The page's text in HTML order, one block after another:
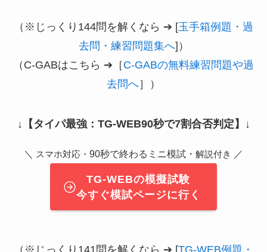
（※じっくり144問を解くなら ➔ [玉手箱例題・過
去問・練習問題集へ]）
（C-GABはこちら ➔［C-GABの無料練習問題や過
去問へ］）
↓ 【タイパ最強：TG-WEB90秒で7割合否判定】 ↓
＼ スマホ対応・ 90秒で終わるミニ模試・ 解説付き ／
TG-WEBの模擬試験
今すぐ模試ページに行く